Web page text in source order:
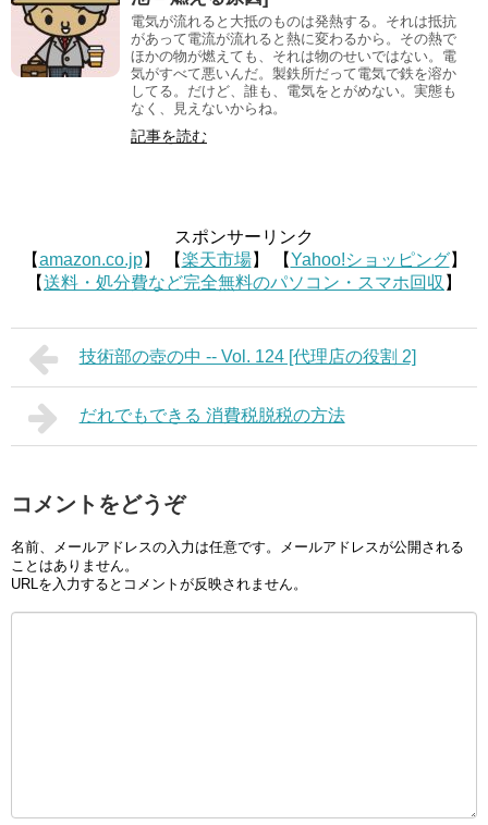
電気が流れると大抵のものは発熱する。それは抵抗
があって電流が流れると熱に変わるから。その熱で
ほかの物が燃えても、それは物のせいではない。電
気がすべて悪いんだ。製鉄所だって電気で鉄を溶か
してる。だけど、誰も、電気をとがめない。実態も
なく、見えないからね。
記事を読む
スポンサーリンク
【amazon.co.jp】 【楽天市場】 【Yahoo!ショッピング】
【送料・処分費など完全無料のパソコン・スマホ回収 】
技術部の壺の中 -- Vol. 124 [代理店の役割 2]
だれでもできる 消費税脱税の方法
コメントをどうぞ
名前、メールアドレスの入力は任意です。メールアドレスが公開される
ことはありません。
URLを入力するとコメントが反映されません。